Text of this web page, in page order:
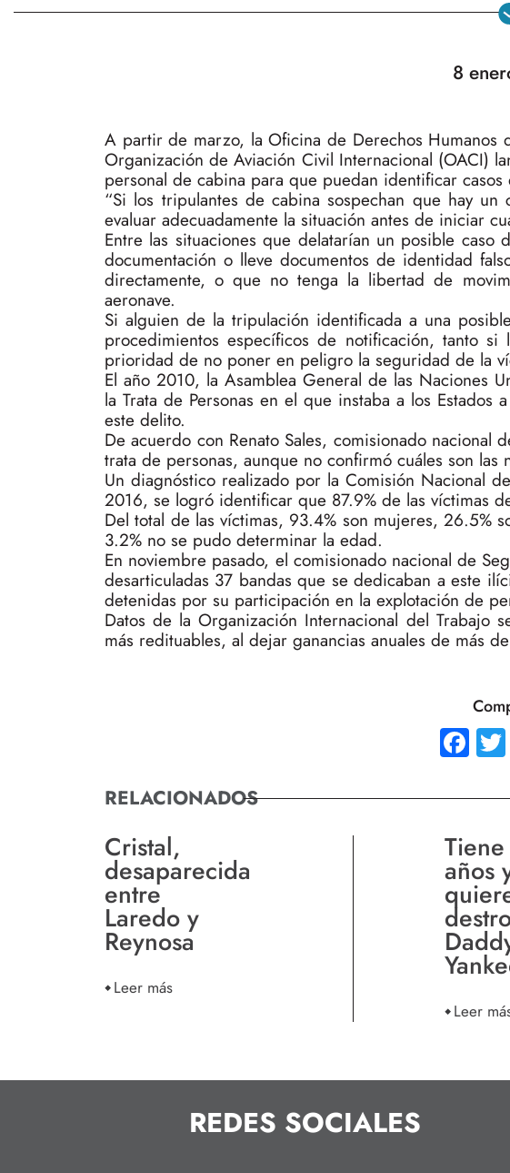
8
A partir de marzo, la Oficina de Derechos Humanos
Organización de Aviación Civil Internacional (OACI)
personal de cabina para que puedan identificar
“Si los tripulantes de cabina sospechan que hay
evaluar adecuadamente la situación antes de iniciar
Entre las situaciones que delatarían un posible
documentación o lleve documentos de identidad
directamente, o que no tenga la libertad de
aeronave.
Si alguien de la tripulación identificada a una
procedimientos específicos de notificación, tanto
prioridad de no poner en peligro la seguridad de la
El año 2010, la Asamblea General de las Naciones
la Trata de Personas en el que instaba a los
este delito.
De acuerdo con Renato Sales, comisionado
trata de personas, aunque no confirmó cuáles son las
Un diagnóstico realizado por la Comisión Nacional
2016, se logró identificar que 87.9% de las víctimas
Del total de las víctimas, 93.4% son mujeres, 26.5%
3.2% no se pudo determinar la edad.
En noviembre pasado, el comisionado nacional de
desarticuladas 37 bandas que se dedicaban a este
detenidas por su participación en la explotación de
Datos de la Organización Internacional del Trabajo
más redituables, al dejar ganancias anuales de más
RELACIONADOS
Cristal,
desaparecida
entre
Laredo y
Reynosa
Leer más
años
Leer
REDES SOCIALES